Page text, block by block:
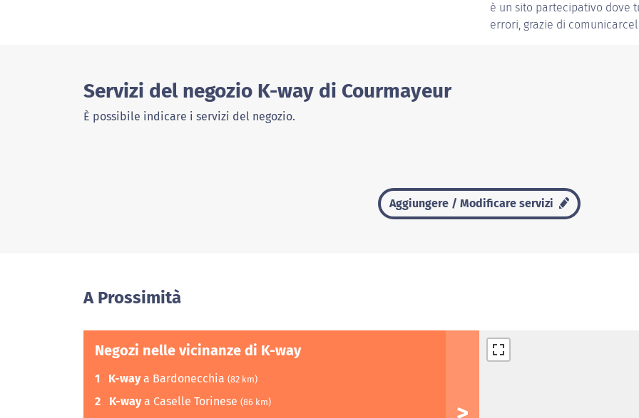
è un sito partecipativo dove
errori, grazie di
Servizi del negozio K-way di Courmayeur
È possibile indicare i servizi del negozio.
Aggiungere / Modificare servizi
A Prossimità
Negozi nelle vicinanze di K-way
1 K-waya Bardonecchia (82 km)
2 K-waya Caselle Torinese (86 km)